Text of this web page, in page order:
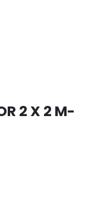
2 X 2 M-